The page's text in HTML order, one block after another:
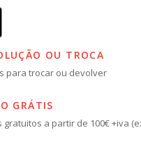
OU TROCA
para trocar ou devolver
GRÁTIS
gratuitos a partir de 100€ +iva